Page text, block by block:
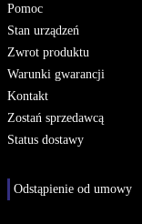
Pomoc
Stan urządzeń
Zwrot produktu
Warunki gwarancji
Kontakt
Zostań sprzedawcą
Status dostawy
Odstąpienie od umowy